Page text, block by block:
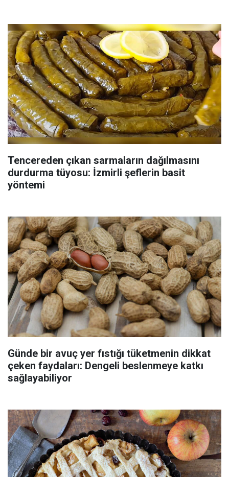
Tencereden çıkan sarmaların dağılmasını
durdurma tüyosu: İzmirli şeflerin basit
yöntemi
Günde bir avuç yer fıstığı tüketmenin dikkat
çeken faydaları: Dengeli beslenmeye katkı
sağlayabiliyor